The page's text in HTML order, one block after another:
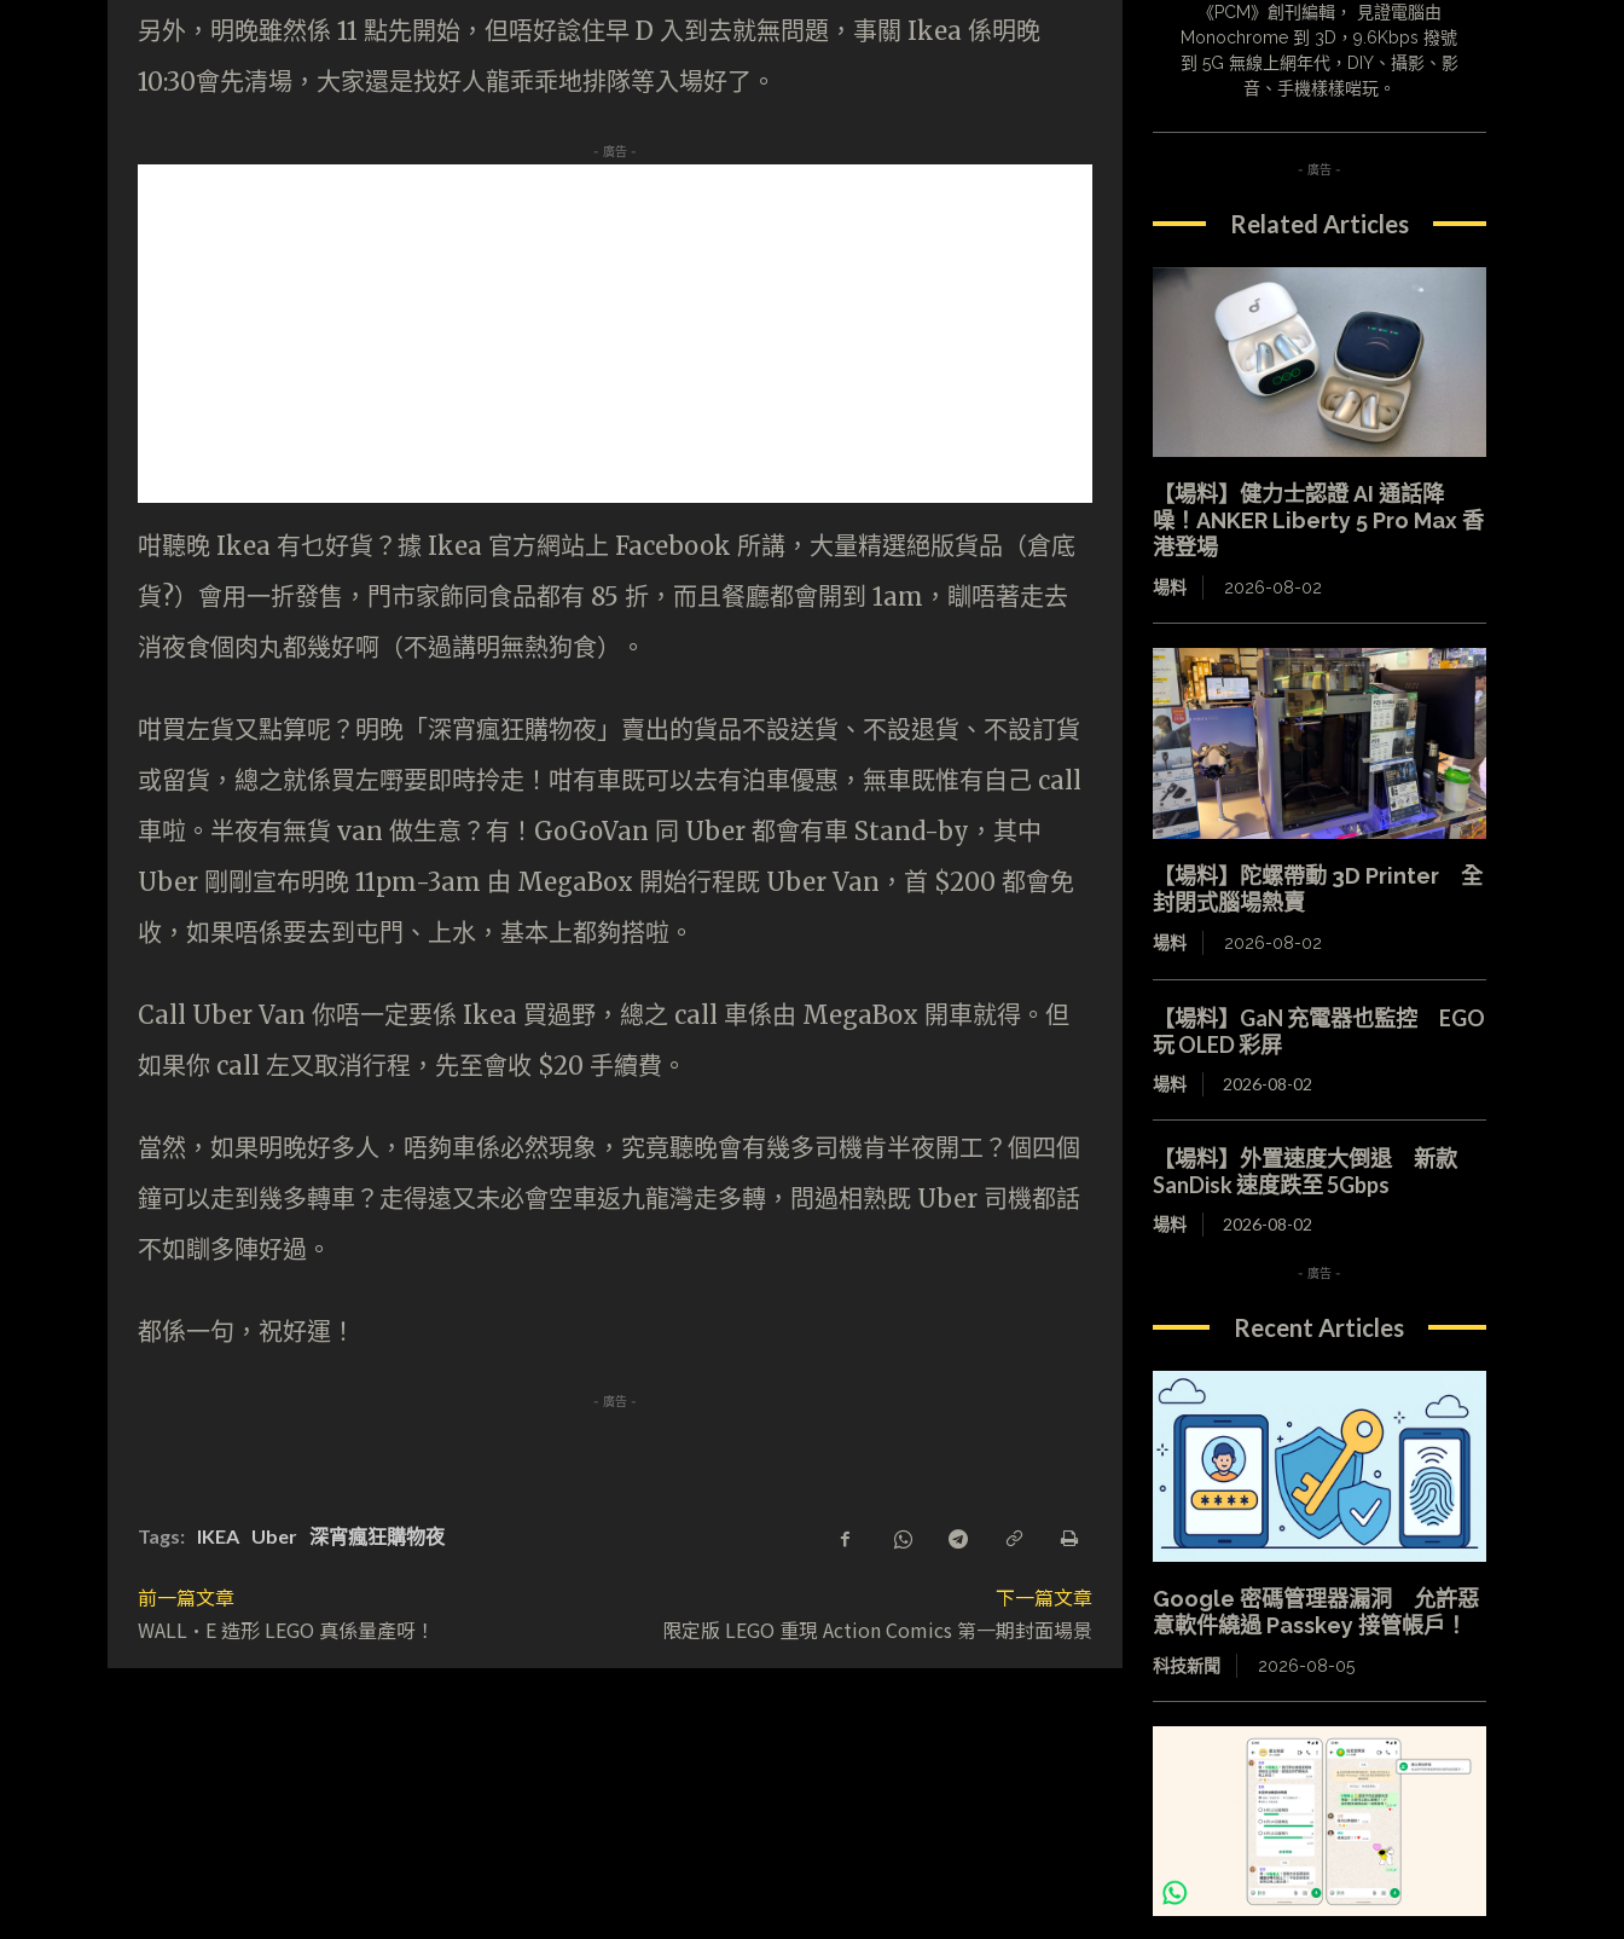
另外，明晚雖然係 11 點先開始，但唔好諗住早 D 入到去就無問題，事關 Ikea 係明晚
10:30會先清場，大家還是找好人龍乖乖地排隊等入場好了。
- 廣告 -
咁聽晚 Ikea 有乜好貨？據 Ikea 官方網站上 Facebook 所講，大量精選絕版貨品（倉底
貨?）會用一折發售，門市家飾同食品都有 85 折，而且餐廳都會開到 1am，瞓唔著走去
消夜食個肉丸都幾好啊（不過講明無熱狗食）。
咁買左貨又點算呢？明晚「深宵瘋狂購物夜」賣出的貨品不設送貨、不設退貨、不設訂貨
或留貨，總之就係買左嘢要即時拎走！咁有車既可以去有泊車優惠，無車既惟有自己 call
車啦。半夜有無貨 van 做生意？有！GoGoVan 同 Uber 都會有車 Stand-by，其中
Uber 剛剛宣布明晚 11pm-3am 由 MegaBox 開始行程既 Uber Van，首 $200 都會免
收，如果唔係要去到屯門、上水，基本上都夠搭啦。
Call Uber Van 你唔一定要係 Ikea 買過野，總之 call 車係由 MegaBox 開車就得。但
如果你 call 左又取消行程，先至會收 $20 手續費。
當然，如果明晚好多人，唔夠車係必然現象，究竟聽晚會有幾多司機肯半夜開工？個四個
鐘可以走到幾多轉車？走得遠又未必會空車返九龍灣走多轉，問過相熟既 Uber 司機都話
不如瞓多陣好過。
都係一句，祝好運！
- 廣告 -
Tags: IKEA Uber 深宵瘋狂購物夜
前一篇文章
WALL·E 造形 LEGO 真係量產呀！
下一篇文章
限定版 LEGO 重現 Action Comics 第一期封面場景
《PCM》創刊編輯， 見證電腦由
Monochrome 到 3D，9.6Kbps 撥號
到 5G 無線上網年代，DIY、攝影、影
音、手機樣樣啱玩。
- 廣告 -
Related Articles
【場料】健力士認證 AI 通話降
噪！ANKER Liberty 5 Pro Max 香
港登場
場料 2026-08-02
【場料】陀螺帶動 3D Printer 全
封閉式腦場熱賣
場料 2026-08-02
【場料】GaN 充電器也監控 EGO
玩 OLED 彩屏
場料 2026-08-02
【場料】外置速度大倒退 新款
SanDisk 速度跌至 5Gbps
場料 2026-08-02
- 廣告 -
Recent Articles
Google 密碼管理器漏洞 允許惡
意軟件繞過 Passkey 接管帳戶！
科技新聞 2026-08-05